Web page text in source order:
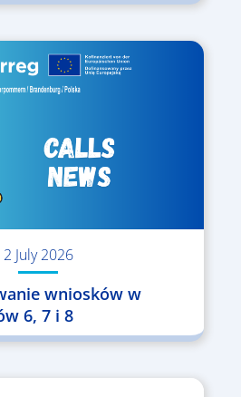
2 July 2026
wniosków w
6, 7 i 8